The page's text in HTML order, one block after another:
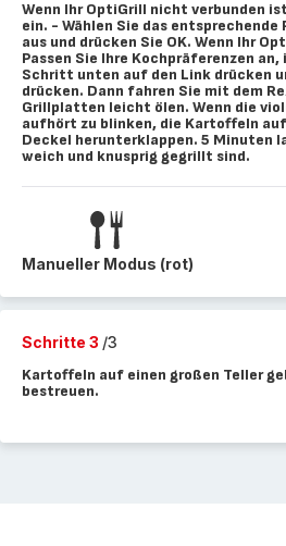
Wenn Ihr OptiGrill nicht verbunden
ein. - Wählen Sie das entsprechende
aus und drücken Sie OK. Wenn Ihr
Passen Sie Ihre Kochpräferenzen an,
Schritt unten auf den Link drücken
drücken. Dann fahren Sie mit dem
Grillplatten leicht ölen. Wenn die
aufhört zu blinken, die Kartoffeln auf
Deckel herunterklappen. 5 Minuten
weich und knusprig gegrillt sind.
Manueller Modus (rot)
Schritte 3 /3
Kartoffeln auf einen großen Teller
bestreuen.